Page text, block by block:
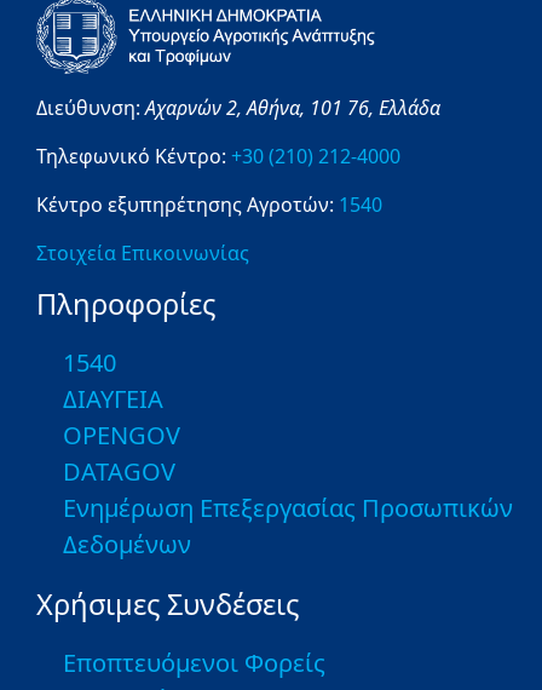
Διεύθυνση:Αχαρνών 2,Αθήνα, 101 76, Ελλάδα
Τηλεφωνικό Κέντρο: +30 (210) 212-4000
Κέντρο εξυπηρέτησης Αγροτών: 1540
Στοιχεία Επικοινωνίας
Πληροφορίες
1540
ΔΙΑΥΓΕΙΑ
OPENGOV
DATAGOV
Ενημέρωση Επεξεργασίας Προσωπικών
Δεδομένων
Χρήσιμες Συνδέσεις
Εποπτευόμενοι Φορείς